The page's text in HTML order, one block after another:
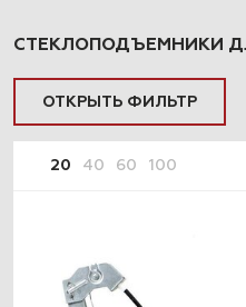
СТЕКЛОПОДЪЕМНИКИ
ОТКРЫТЬ ФИЛЬТР
20 40 60 100